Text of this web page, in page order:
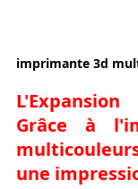
imprimante 3d
Grâce à l'
une